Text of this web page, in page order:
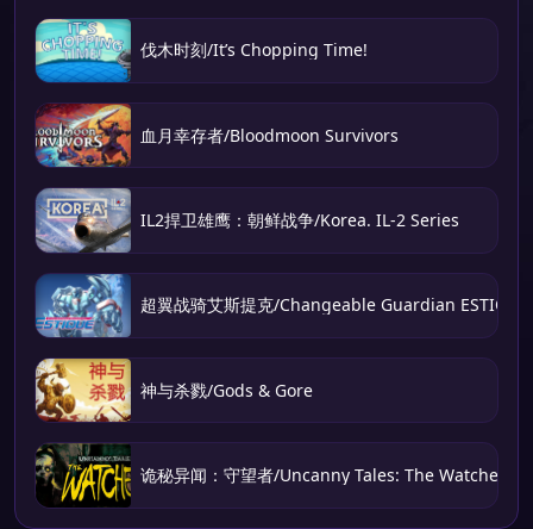
伐木时刻/It’s Chopping Time!
血月幸存者/Bloodmoon Survivors
IL2捍卫雄鹰：朝鲜战争/Korea. IL-2 Series
超翼战骑艾斯提克/Changeable Guardian ESTIQUE
神与杀戮/Gods & Gore
诡秘异闻：守望者/Uncanny Tales: The Watcher